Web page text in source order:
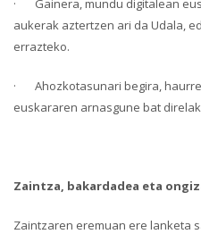
· Gainera, mundu digitalean
aukerak aztertzen ari da Udala,
errazteko.
· Ahozkotasunari begira,
euskararen arnasgune bat
Zaintza, bakardadea eta
Zaintzaren eremuan ere lanketa